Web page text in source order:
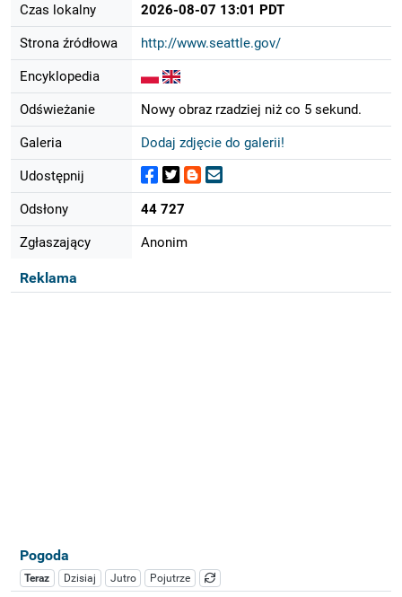
Czas lokalny 2026-08-07 13:01 PDT
Strona źródłowa http://www.seattle.gov/
Encyklopedia
Odświeżanie Nowy obraz rzadziej niż co 5 sekund.
Galeria Dodaj zdjęcie do galerii!
Udostępnij
Odsłony 44 727
Zgłaszający Anonim
Reklama
Pogoda
Teraz Dzisiaj Jutro Pojutrze